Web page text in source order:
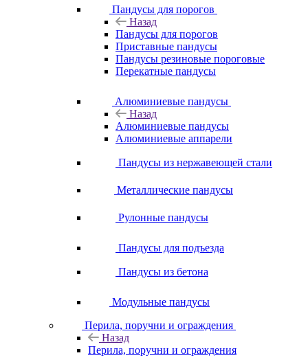
Пандусы для порогов
Назад
Пандусы для порогов
Приставные пандусы
Пандусы резиновые пороговые
Перекатные пандусы
Алюминиевые пандусы
Назад
Алюминиевые пандусы
Алюминиевые аппарели
Пандусы из нержавеющей стали
Металлические пандусы
Рулонные пандусы
Пандусы для подъезда
Пандусы из бетона
Модульные пандусы
Перила, поручни и ограждения
Назад
Перила, поручни и ограждения